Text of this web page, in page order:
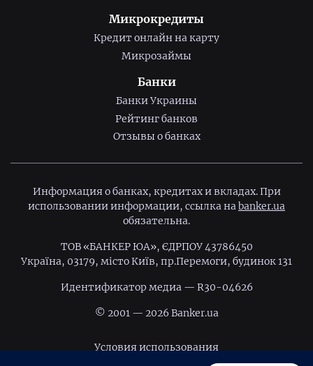
Микрокредиты
Кредит онлайн на карту
Микрозаймы
Банки
Банки Украины
Рейтинг банков
Отзывы о банках
Информация о банках, кредитах и вкладах. При
использовании информации, ссылка наbanker.ua
обязательна.
ТОВ «БАНКЕР ЮА», ЄДРПОУ 43786450
Україна, 03179, місто Київ, пр.Перемоги, будинок 131
Идентификатор медиа — R30-04626
© 2001 — 2026 Banker.ua
Условия использования